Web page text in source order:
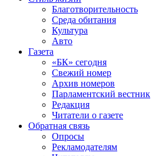
Благотворительность
Среда обитания
Культура
Авто
Газета
«БК» сегодня
Свежий номер
Архив номеров
Парламентский вестник
Редакция
Читатели о газете
Обратная связь
Опросы
Рекламодателям